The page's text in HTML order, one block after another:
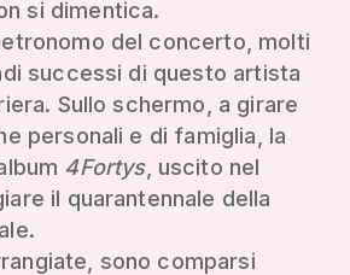
si dimentica.
del concerto, molti
successi di questo artista
Sullo schermo, a girare
personali e di famiglia, la
4Fortys, uscito nel
il quarantennale della
sono comparsi